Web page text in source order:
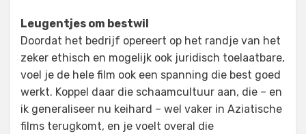
Leugentjes om bestwil
Doordat het bedrijf opereert op het randje van het
zeker ethisch en mogelijk ook juridisch toelaatbare,
voel je de hele film ook een spanning die best goed
werkt. Koppel daar die schaamcultuur aan, die – en
ik generaliseer nu keihard – wel vaker in Aziatische
films terugkomt, en je voelt overal die